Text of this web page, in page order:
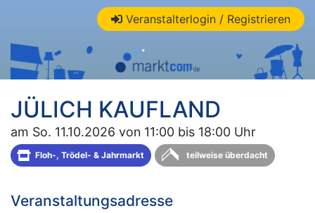
Veranstalterlogin / Registrieren
JÜLICH KAUFLAND
am So. 11.10.2026 von 11:00 bis 18:00 Uhr
Floh-, Trödel- & Jahrmarkt teilweise überdacht
Veranstaltungsadresse